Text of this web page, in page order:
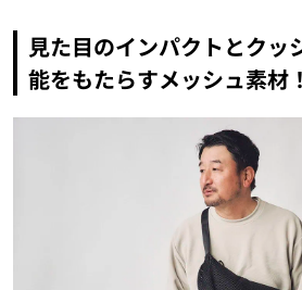
見た目のインパクトとクッ
能をもたらすメッシュ素材！